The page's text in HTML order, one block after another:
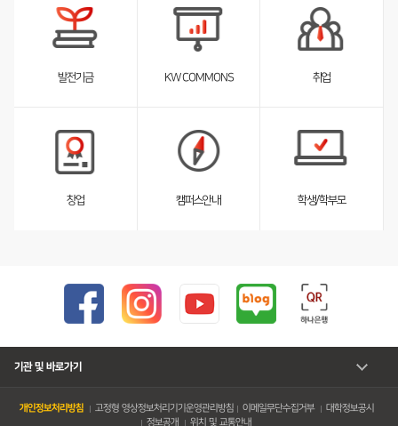
발전기금 KW COMMONS
브
리
스
트
침
취업
창업
브
리
스
트
침
캠퍼스안내
브
리
스
침
학생/학부모
기관 및 바로가기
개인정보처리방침 고정형 영상정보처리기기운영관리방침 이메일무단수집거부
대학정보공시
정보공개
위치 및 교통안내